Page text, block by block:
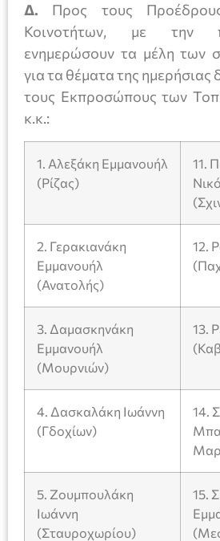
Δ. Προς τους
Κοινοτήτων, με την
ενημερώσουν τα μέλη των
για τα θέματα της ημερήσιας
τους Εκπροσώπους των
κ.κ.:
1. Αλεξάκη Εμμανουήλ
(Ρίζας)
11.
2. Γερακιανάκη
Εμμανουήλ
(Ανατολής)
12.
3. Δαμασκηνάκη
Εμμανουήλ
(Μουρνιών)
13.
4. Δασκαλάκη Ιωάννη
(Γδοχίων)
14.
5. Ζουμπουλάκη
Ιωάννη
(Σταυροχωρίου)
15.